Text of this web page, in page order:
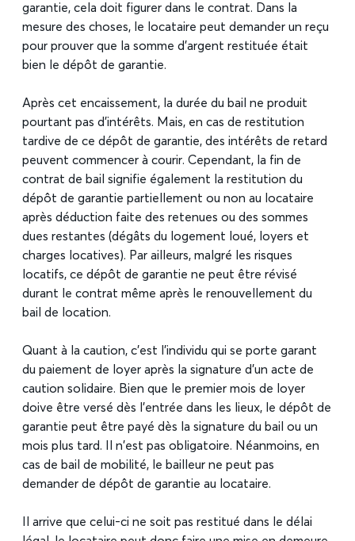
garantie, cela doit figurer dans le contrat. Dans la
mesure des choses, le locataire peut demander un reçu
pour prouver que la somme d’argent restituée était
bien le dépôt de garantie.
Après cet encaissement, la durée du bail ne produit
pourtant pas d’intérêts. Mais, en cas de restitution
tardive de ce dépôt de garantie, des intérêts de retard
peuvent commencer à courir. Cependant, la fin de
contrat de bail signifie également la restitution du
dépôt de garantie partiellement ou non au locataire
après déduction faite des retenues ou des sommes
dues restantes (dégâts du logement loué, loyers et
charges locatives). Par ailleurs, malgré les risques
locatifs, ce dépôt de garantie ne peut être révisé
durant le contrat même après le renouvellement du
bail de location.
Quant à la caution, c’est l’individu qui se porte garant
du paiement de loyer après la signature d’un acte de
caution solidaire. Bien que le premier mois de loyer
doive être versé dès l’entrée dans les lieux, le dépôt de
garantie peut être payé dès la signature du bail ou un
mois plus tard. Il n’est pas obligatoire. Néanmoins, en
cas de bail de mobilité, le bailleur ne peut pas
demander de dépôt de garantie au locataire.
Il arrive que celui-ci ne soit pas restitué dans le délai